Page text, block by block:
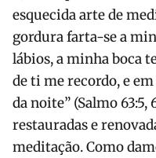
esquecida arte de
gordura farta-se a
lábios, a minha boca
de ti me recordo, e
da noite” (Salmo 63:5,
restauradas e
medi­tação. Como